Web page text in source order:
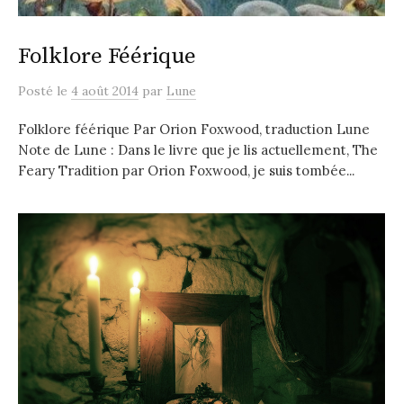
Folklore Féérique
Posté le 4 août 2014 par Lune
Folklore féérique Par Orion Foxwood, traduction Lune
Note de Lune : Dans le livre que je lis actuellement, The
Feary Tradition par Orion Foxwood, je suis tombée...